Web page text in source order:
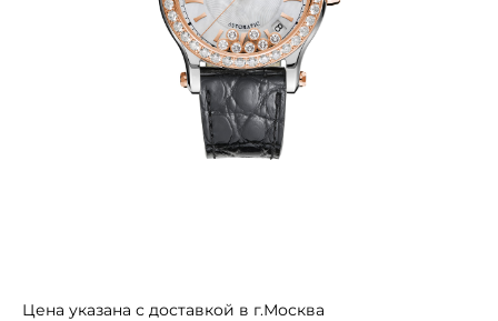
Цена указана с доставкой в г.Москва